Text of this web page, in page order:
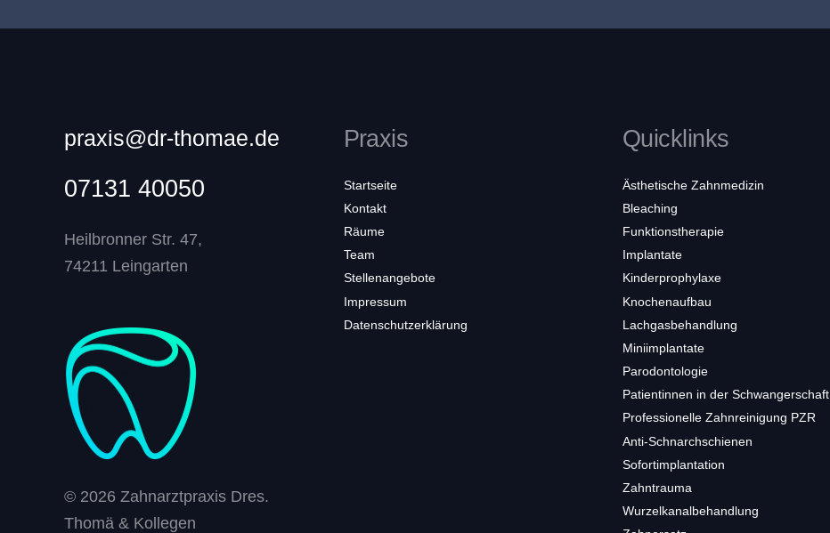
praxis@dr-thomae.de
07131 40050
Heilbronner Str. 47,
74211 Leingarten
© 2026 Zahnarztpraxis Dres.
Thomä & Kollegen
Praxis
Startseite
Kontakt
Räume
Team
Stellenangebote
Impressum
Datenschutzerklärung
Quicklinks
Ästhetische Zahnmedizin
Bleaching
Funktionstherapie
Implantate
Kinderprophylaxe
Knochenaufbau
Lachgasbehandlung
Miniimplantate
Parodontologie
Patientinnen in der Schwangerschaft
Professionelle Zahnreinigung PZR
Anti-Schnarchschienen
Sofortimplantation
Zahntrauma
Wurzelkanalbehandlung